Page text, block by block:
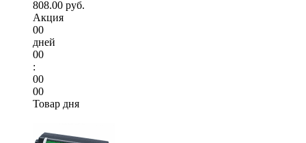
808.00 руб.
Акция
00
дней
00
:
00
00
Товар дня